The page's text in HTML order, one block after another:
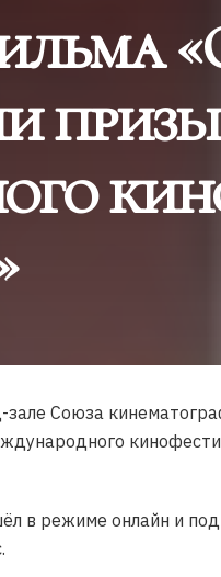
Союза
в режиме онлайн и